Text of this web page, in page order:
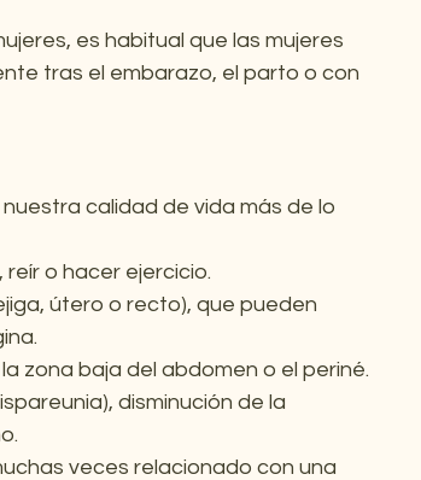
es habitual que las mujeres
tras el embarazo, el parto o con
calidad de vida más de lo
o hacer ejercicio.
útero o recto), que pueden
zona baja del abdomen o el periné.
disminución de la
veces relacionado con una